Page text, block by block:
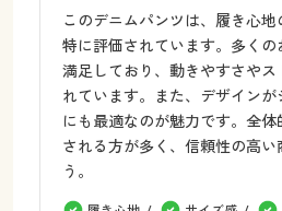
このデニムパンツは、履き心
特に評価されています。多くの
満足しており、動きやすさやス
れています。また、デザイン
にも最適なのが魅力です。全
される方が多く、信頼性の高い
う。